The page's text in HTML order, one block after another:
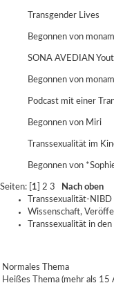
Transgender Lives
Begonnen von
SONA AVEDIAN
Begonnen von
Podcast mit einer
Begonnen von Miri
Transsexualität im
Begonnen von
Seiten: [ 1 2 3
Nach oben
Transsexualität-NIBD
Wissenschaft,
Transsexualität in
Normales Thema
Heißes Thema (mehr als